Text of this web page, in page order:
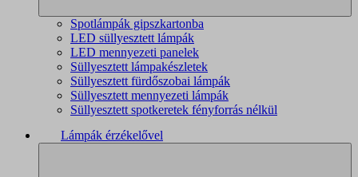
Spotlámpák gipszkartonba
LED süllyesztett lámpák
LED mennyezeti panelek
Süllyesztett lámpakészletek
Süllyesztett fürdőszobai lámpák
Süllyesztett mennyezeti lámpák
Süllyesztett spotkeretek fényforrás nélkül
Lámpák érzékelővel